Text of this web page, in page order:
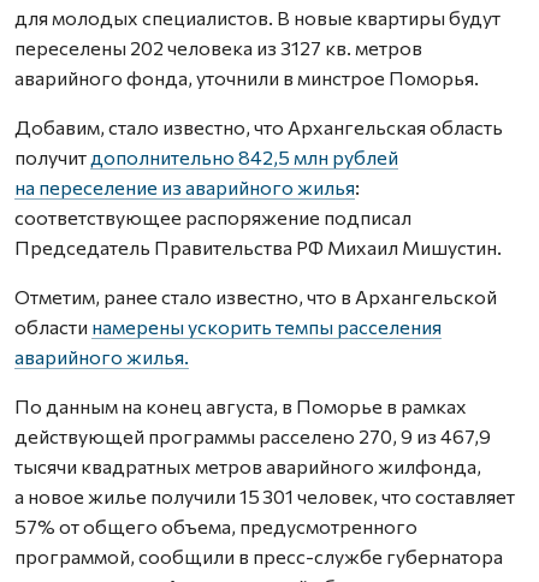
для молодых специалистов. В новые квартиры будут
переселены 202 человека из 3127 кв. метров
аварийного фонда, уточнили в минстрое Поморья.
Добавим, стало известно, что Архангельская область
получит дополнительно 842,5 млн рублей
на переселение из аварийного жилья:
соответствующее распоряжение подписал
Председатель Правительства РФ Михаил Мишустин.
Отметим, ранее стало известно, что в Архангельской
области намерены ускорить темпы расселения
аварийного жилья.
По данным на конец августа, в Поморье в рамках
действующей программы расселено 270, 9 из 467,9
тысячи квадратных метров аварийного жилфонда,
а новое жилье получили 15 301 человек, что составляет
57% от общего объема, предусмотренного
программой, сообщили в пресс-службе губернатора